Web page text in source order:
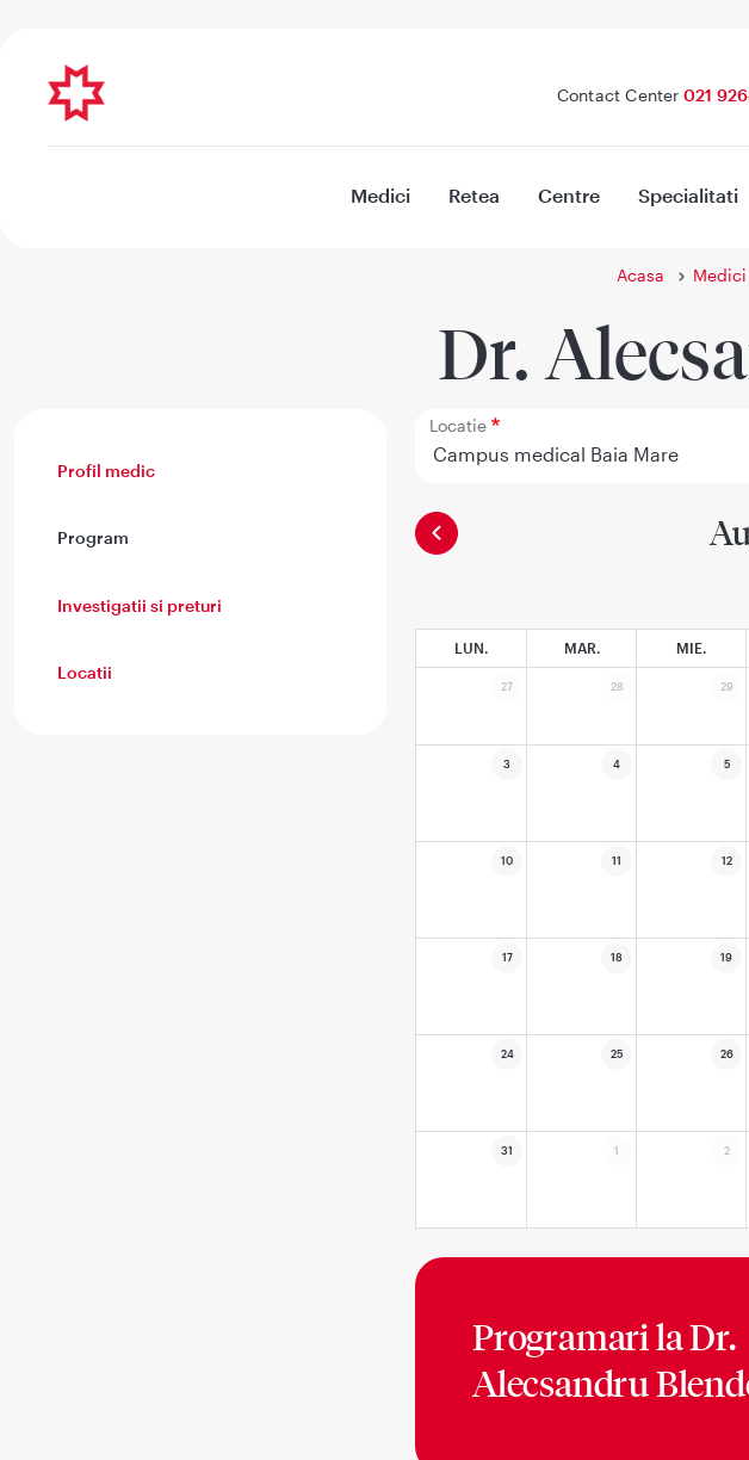
Contact Center 021
Medici Retea Centre Specialitati
Acasa Medici
Dr.
Profil medic
Program
Investigatii si preturi
Locatii
Locatie
LUN. MAR. MIE.
27 28 29
3 4 5
10 11 12
17 18 19
24 25 26
31 1 2
Programari laDr.
Alecsandru